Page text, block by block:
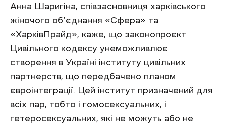
Анна Шаригіна, співзасновниця харківського
жіночого об’єднання «Сфера» та
«ХарківПрайд», каже, що законопроєкт
Цивільного кодексу унеможливлює
створення в Україні інституту цивільних
партнерств, що передбачено планом
євроінтеграції. Цей інститут призначений для
всіх пар, тобто і гомосексуальних, і
гетеросексуальних, які не можуть або не